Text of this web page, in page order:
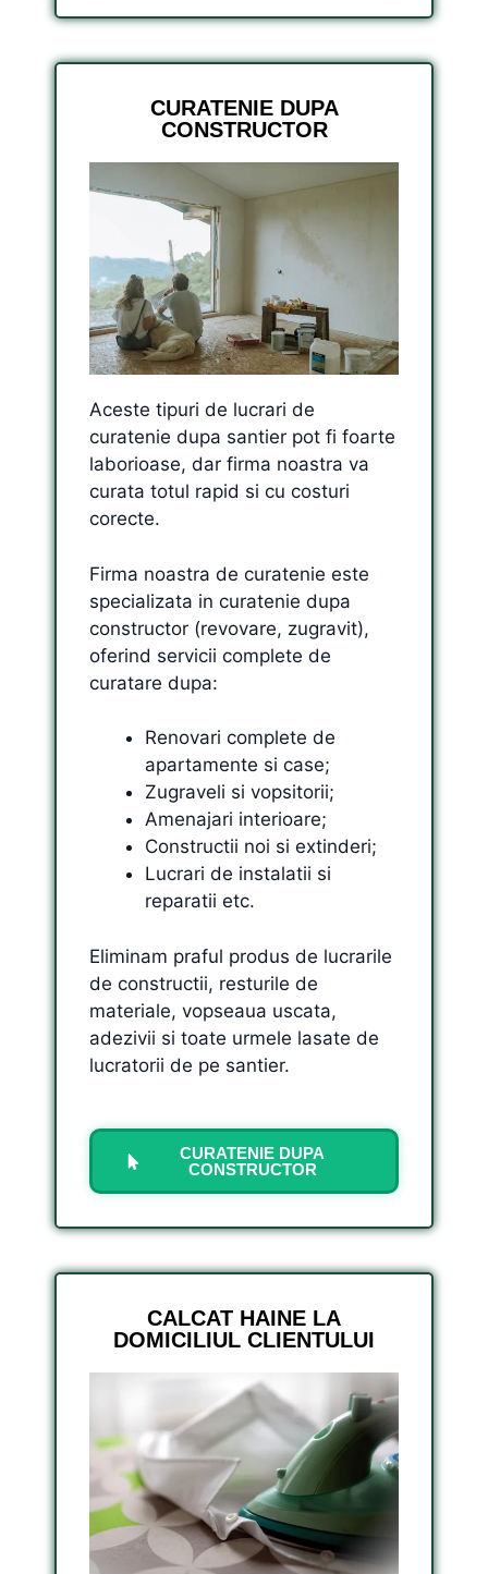
CURATENIE DUPA
CONSTRUCTOR
Aceste tipuri de lucrari de
curatenie dupa santier pot fi foarte
laborioase, dar firma noastra va
curata totul rapid si cu costuri
corecte.
Firma noastra de curatenie este
specializata in curatenie dupa
constructor (revovare, zugravit),
oferind servicii complete de
curatare dupa:
Renovari complete de
apartamente si case;
Zugraveli si vopsitorii;
Amenajari interioare;
Constructii noi si extinderi;
Lucrari de instalatii si
reparatii etc.
Eliminam praful produs de lucrarile
de constructii, resturile de
materiale, vopseaua uscata,
adezivii si toate urmele lasate de
lucratorii de pe santier.
CURATENIE DUPA
CONSTRUCTOR
CALCAT HAINE LA
DOMICILIUL CLIENTULUI